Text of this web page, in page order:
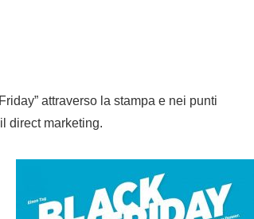
attraverso la stampa e nei punti
direct marketing.